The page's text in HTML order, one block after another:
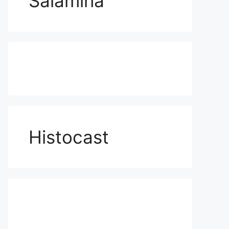
Histocast